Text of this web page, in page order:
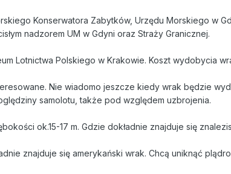
Konserwatora Zabytków, Urzędu Morskiego w
nadzorem UM w Gdyni oraz Straży Granicznej.
Lotnictwa Polskiego w Krakowie. Koszt wydobycia
Nie wiadomo jeszcze kiedy wrak będzie
samolotu, także pod względem uzbrojenia.
ok.15-17 m. Gdzie dokładnie znajduje się
znajduje się amerykański wrak. Chcą uniknąć